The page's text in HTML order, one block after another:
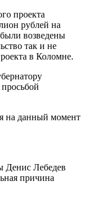
проекта
рублей на
возведены
так и не
в Коломне.
на данный момент
Денис Лебедев
причина